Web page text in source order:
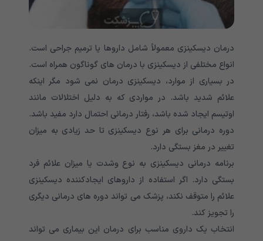
درمان دیسکینزی معمولاً شامل داروها یا ترمیم جراحی است.
انواع مختلفی از دیسکینزی با درمان های گوناگون همراه است.
در بسیاری از موارد، دیسکینزی درمان نمی شود مگر اینکه
علائم شدید باشد. در مواردی که به دلیل اختلالات مانند
اوتیسم ایجاد شده باشد، رفتار درمانی احتمال دارد مفید باشد.
دوره درمانی برای هر نوع دیسکینزی تا حد زیادی به میزان
تغییر در مغز بستگی دارد.
برنامه درمانی دیسکینزی به نوع وشدت یا میزان علائم فرد
بستگی دارد. اگر استفاده از داروهای ایجادکننده دیسکینزی
علائم را متوقف نکند، پزشک می تواند دوره های درمانی دیگری
را تجویز کند.
انتخاب یک داروی مناسب برای درمان این بیماری می تواند